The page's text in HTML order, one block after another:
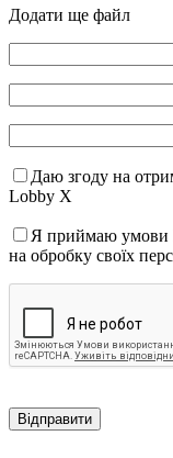
Додати ще файл
Даю згоду на
Lobby X
Я приймаю умови
на обробку своїх